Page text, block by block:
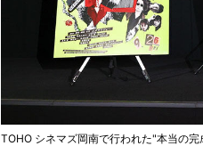
TOHO シネマズ岡南で行われた"本当の